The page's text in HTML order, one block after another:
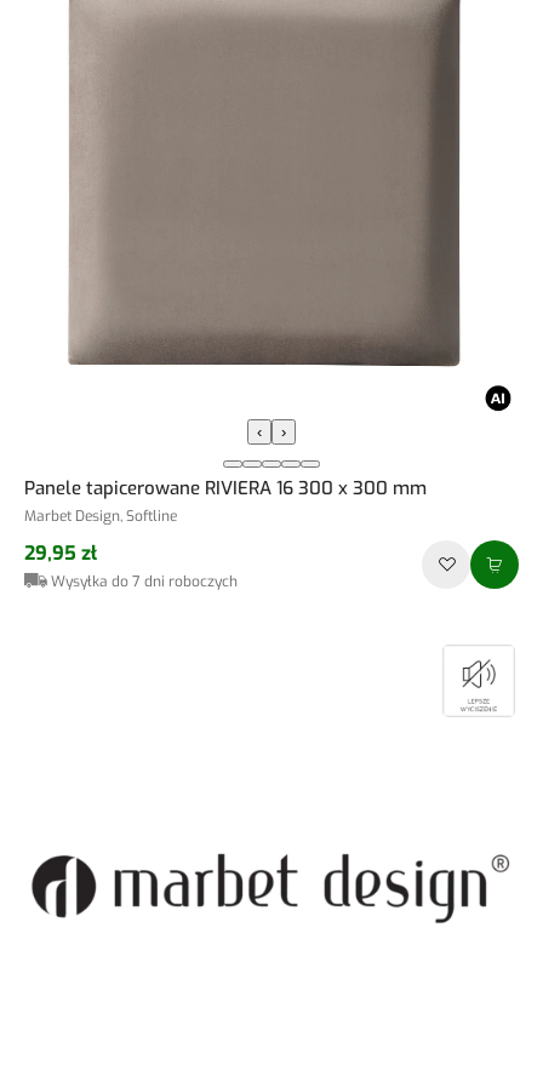
‹ ›
Panele tapicerowane RIVIERA 16 300 x 300 mm
Marbet Design, Softline
29,95 zł
Wysyłka do 7 dni roboczych